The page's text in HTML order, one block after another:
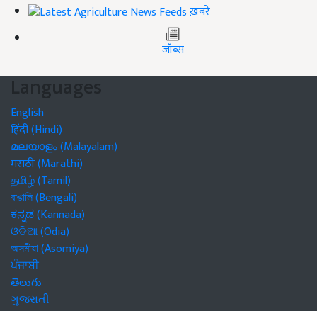
ख़बरें
जॉब्स
Languages
English
हिंदी (Hindi)
മലയാളം (Malayalam)
मराठी (Marathi)
தமிழ் (Tamil)
বাঙালি (Bengali)
ಕನ್ನಡ (Kannada)
ଓଡିଆ (Odia)
অসমীয়া (Asomiya)
ਪੰਜਾਬੀ
తెలుగు
ગુજરાતી